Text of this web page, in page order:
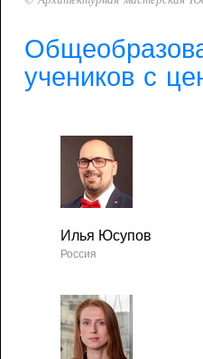
учеников с
Илья Юсупов
Россия